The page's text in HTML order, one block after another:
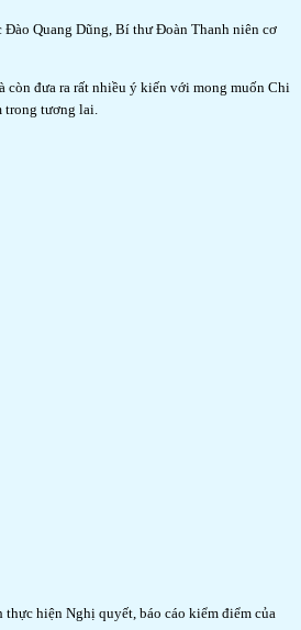
Quang Dũng, Bí thư Đoàn Thanh niên cơ
còn đưa ra rất nhiều ý kiến với mong muốn Chi
trong tương lai.
hiện Nghị quyết, báo cáo kiểm điểm của